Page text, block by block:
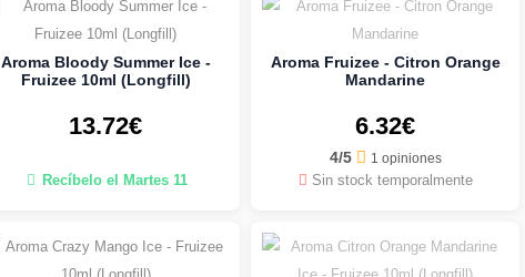
Aroma Bloody Summer Ice -
Fruizee 10ml (Longfill)
13.72€
Recíbelo el Martes 11
Aroma Fruizee - Citron Orange
Mandarine
6.32€
4/5 1 opiniones
Sin stock temporalmente